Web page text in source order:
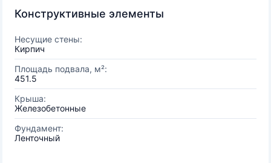
Конструктивные элементы
Несущие стены:
Кирпич
Площадь подвала, м²:
451.5
Крыша:
Железобетонные
Фундамент:
Ленточный